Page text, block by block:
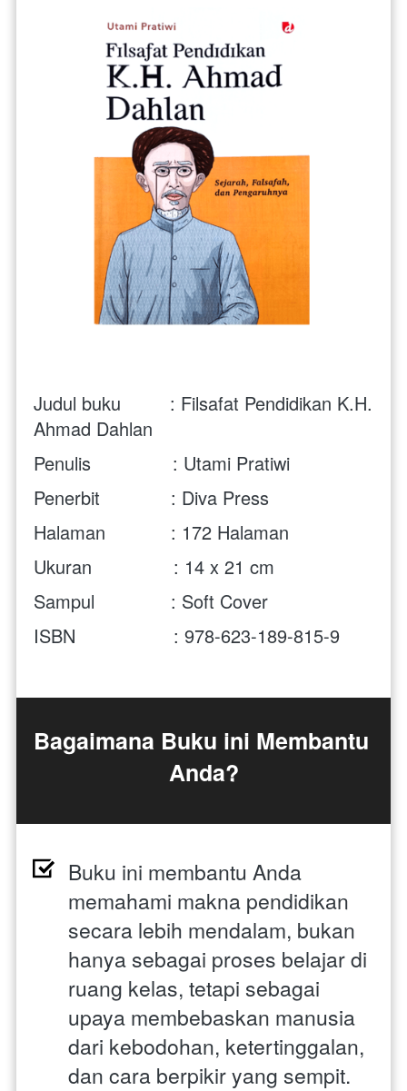
Judul buku         : Filsafat Pendidikan K.H.
Ahmad Dahlan
Penulis               : Utami Pratiwi
Penerbit             : Diva Press
Halaman            : 172 Halaman
Ukuran               : 14 x 21 cm
Sampul              : Soft Cover
ISBN                  : 978-623-189-815-9
Bagaimana Buku ini Membantu
Anda?
Buku ini membantu Anda
memahami makna pendidikan
secara lebih mendalam, bukan
hanya sebagai proses belajar di
ruang kelas, tetapi sebagai
upaya membebaskan manusia
dari kebodohan, ketertinggalan,
dan cara berpikir yang sempit.